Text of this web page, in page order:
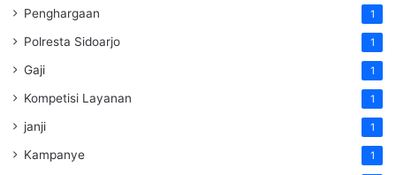
Penghargaan 1
Polresta Sidoarjo 1
Gaji 1
Kompetisi Layanan 1
janji 1
Kampanye 1